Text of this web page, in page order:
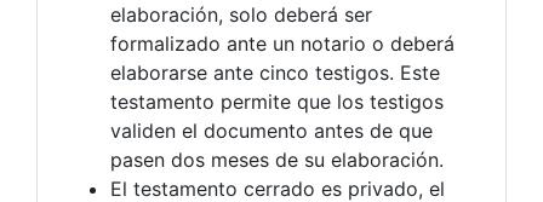
elaboración, solo deberá ser
formalizado ante un notario o deberá
elaborarse ante cinco testigos. Este
testamento permite que los testigos
validen el documento antes de que
pasen dos meses de su elaboración.
El testamento cerrado es privado, el